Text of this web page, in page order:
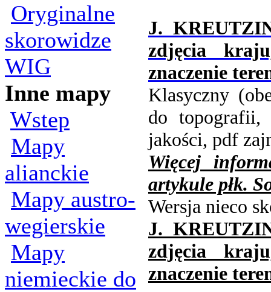
Oryginalne
skorowidze
WIG
Inne mapy
Wstep
Mapy
alianckie
Mapy austro-
wegierskie
Mapy
niemieckie do
J.
zdjęcia
znaczenie
Klasyczny
do topografii,
jakości, pdf
Więcej
artykule płk.
Wersja nieco
J.
zdjęcia
znaczenie